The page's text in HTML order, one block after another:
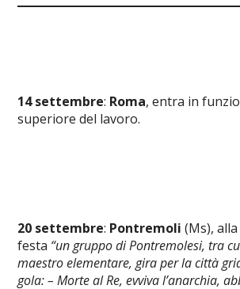
14 settembre: Roma, entra in
superiore del lavoro.
20 settembre: Pontremoli(Ms),
festa “un gruppo di Pontremolesi, tra
maestro elementare, gira per la città
gola: – Morte al Re, evviva l’anarchia,